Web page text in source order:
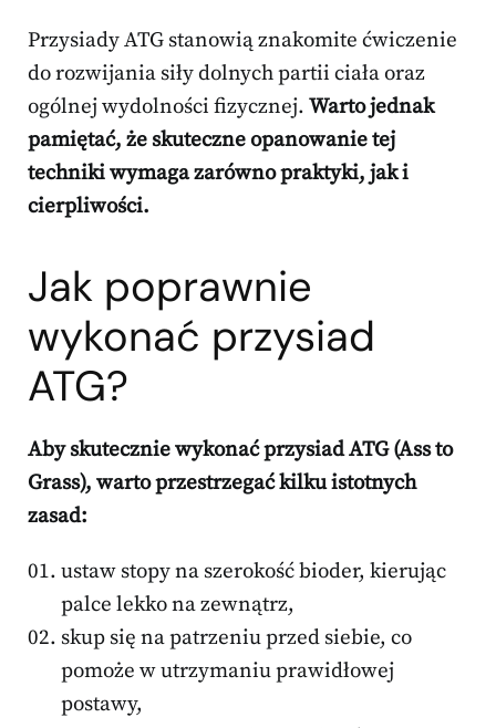
Przysiady ATG stanowią znakomite ćwiczenie
do rozwijania siły dolnych partii ciała oraz
ogólnej wydolności fizycznej. Warto jednak
pamiętać, że skuteczne opanowanie tej
techniki wymaga zarówno praktyki, jak i
cierpliwości.
Jak poprawnie
wykonać przysiad
ATG?
Aby skutecznie wykonać przysiad ATG (Ass to
Grass), warto przestrzegać kilku istotnych
zasad:
ustaw stopy na szerokość bioder, kierując
palce lekko na zewnątrz,
skup się na patrzeniu przed siebie, co
pomoże w utrzymaniu prawidłowej
postawy,